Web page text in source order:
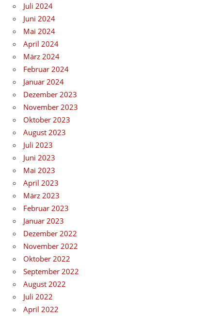
Juli 2024
Juni 2024
Mai 2024
April 2024
März 2024
Februar 2024
Januar 2024
Dezember 2023
November 2023
Oktober 2023
August 2023
Juli 2023
Juni 2023
Mai 2023
April 2023
März 2023
Februar 2023
Januar 2023
Dezember 2022
November 2022
Oktober 2022
September 2022
August 2022
Juli 2022
April 2022